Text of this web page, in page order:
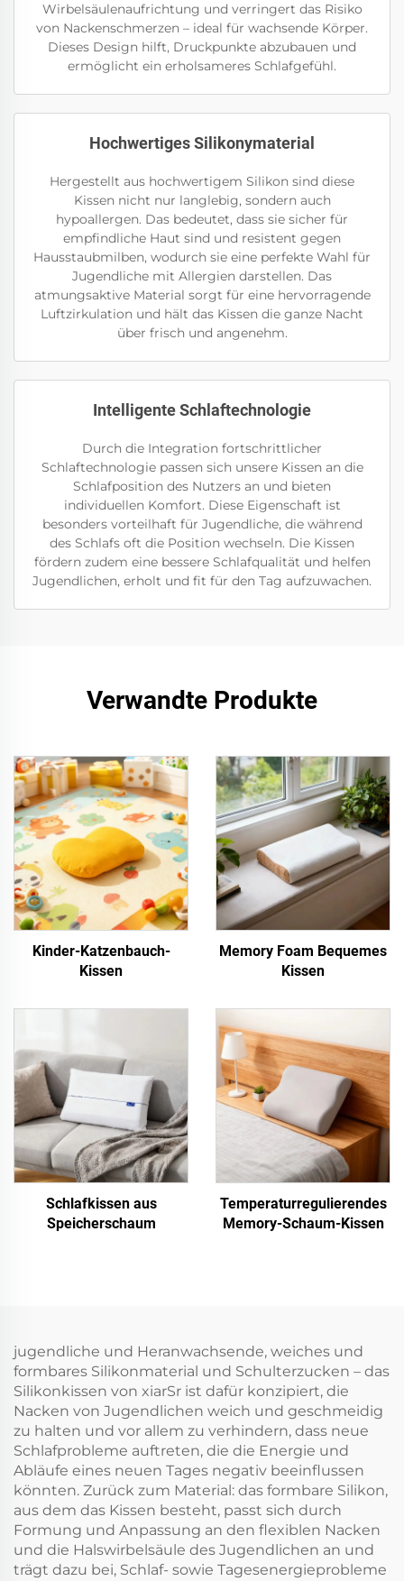
Wirbelsäulenaufrichtung und verringert das Risiko
von Nackenschmerzen – ideal für wachsende Körper.
Dieses Design hilft, Druckpunkte abzubauen und
ermöglicht ein erholsameres Schlafgefühl.
Hochwertiges Silikonymaterial
Hergestellt aus hochwertigem Silikon sind diese
Kissen nicht nur langlebig, sondern auch
hypoallergen. Das bedeutet, dass sie sicher für
empfindliche Haut sind und resistent gegen
Hausstaubmilben, wodurch sie eine perfekte Wahl für
Jugendliche mit Allergien darstellen. Das
atmungsaktive Material sorgt für eine hervorragende
Luftzirkulation und hält das Kissen die ganze Nacht
über frisch und angenehm.
Intelligente Schlaftechnologie
Durch die Integration fortschrittlicher
Schlaftechnologie passen sich unsere Kissen an die
Schlafposition des Nutzers an und bieten
individuellen Komfort. Diese Eigenschaft ist
besonders vorteilhaft für Jugendliche, die während
des Schlafs oft die Position wechseln. Die Kissen
fördern zudem eine bessere Schlafqualität und helfen
Jugendlichen, erholt und fit für den Tag aufzuwachen.
Verwandte Produkte
Kinder-Katzenbauch-
Kissen
Memory Foam Bequemes
Kissen
Schlafkissen aus
Speicherschaum
Temperaturregulierendes
Memory-Schaum-Kissen
jugendliche und Heranwachsende, weiches und
formbares Silikonmaterial und Schulterzucken – das
Silikonkissen von xiarSr ist dafür konzipiert, die
Nacken von Jugendlichen weich und geschmeidig
zu halten und vor allem zu verhindern, dass neue
Schlafprobleme auftreten, die die Energie und
Abläufe eines neuen Tages negativ beeinflussen
könnten. Zurück zum Material: das formbare Silikon,
aus dem das Kissen besteht, passt sich durch
Formung und Anpassung an den flexiblen Nacken
und die Halswirbelsäule des Jugendlichen an und
trägt dazu bei, Schlaf- sowie Tagesenergieprobleme